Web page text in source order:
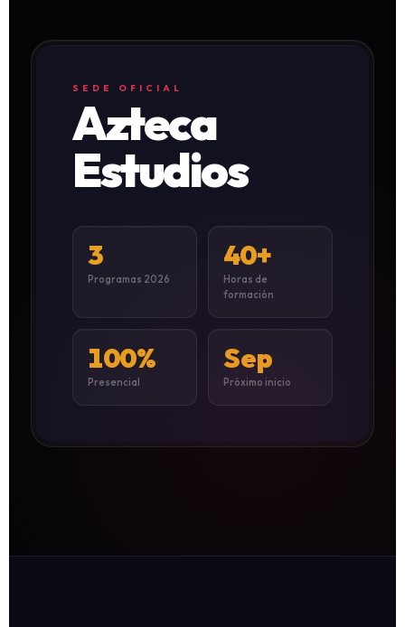
SEDE OFICIAL
Azteca
Estudios
3
Programas 2026
40+
Horas de
formación
100%
Presencial
Sep
Próximo inicio